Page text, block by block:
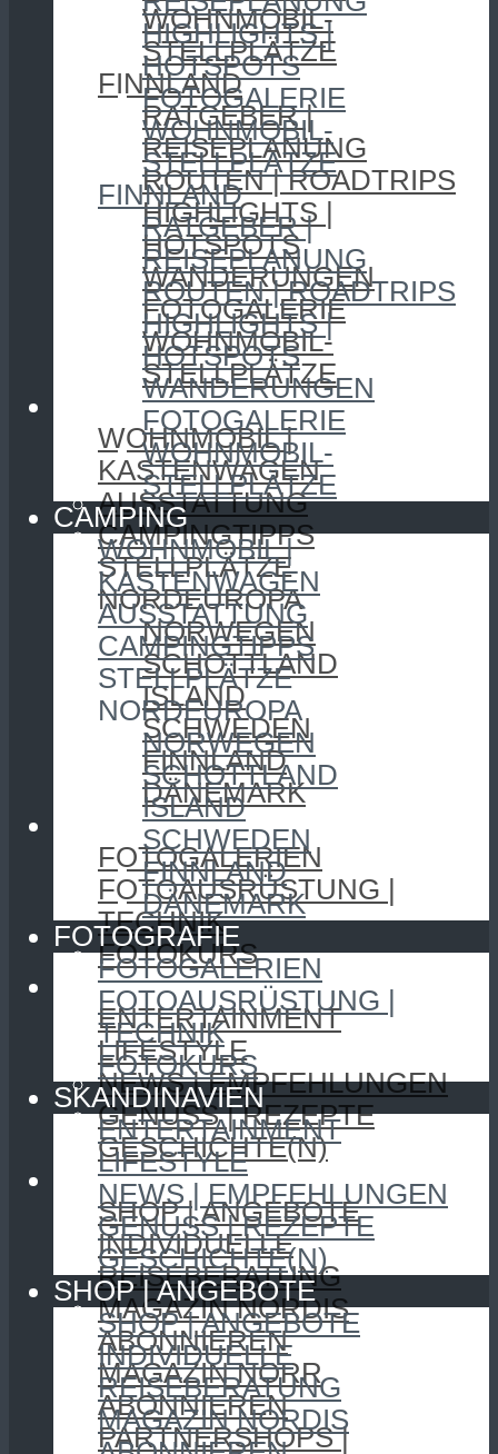
WOHNMOBIL-
STELLPLÄTZE
FINNLAND
RATGEBER |
REISEPLANUNG
ROUTEN | ROADTRIPS
HIGHLIGHTS |
HOTSPOTS
WANDERUNGEN
FOTOGALERIE
WOHNMOBIL-
STELLPLÄTZE
CAMPING
WOHNMOBIL |
KASTENWAGEN
AUSSTATTUNG
CAMPINGTIPPS
STELLPLÄTZE
NORDEUROPA
NORWEGEN
SCHOTTLAND
ISLAND
SCHWEDEN
FINNLAND
DÄNEMARK
FOTOGRAFIE
FOTOGALERIEN
FOTOAUSRÜSTUNG |
TECHNIK
FOTOKURS
SKANDINAVIEN
ENTERTAINMENT
LIFESTYLE
NEWS | EMPFEHLUNGEN
GENUSS | REZEPTE
GESCHICHTE(N)
SHOP | ANGEBOTE
SHOP | ANGEBOTE
INDIVIDUELLE
REISEBERATUNG
MAGAZIN NORDIS
ABONNIEREN
MAGAZIN NORR
ABONNIEREN
PARTNERSHOPS |
HIGHLIGHTS |
HOTSPOTS
FOTOGALERIE
WOHNMOBIL-
STELLPLÄTZE
FINNLAND
RATGEBER |
REISEPLANUNG
ROUTEN | ROADTRIPS
HIGHLIGHTS |
HOTSPOTS
WANDERUNGEN
FOTOGALERIE
WOHNMOBIL-
STELLPLÄTZE
CAMPING
WOHNMOBIL |
KASTENWAGEN
AUSSTATTUNG
CAMPINGTIPPS
STELLPLÄTZE
NORDEUROPA
NORWEGEN
SCHOTTLAND
ISLAND
SCHWEDEN
FINNLAND
DÄNEMARK
FOTOGRAFIE
FOTOGALERIEN
FOTOAUSRÜSTUNG |
TECHNIK
FOTOKURS
SKANDINAVIEN
ENTERTAINMENT
LIFESTYLE
NEWS | EMPFEHLUNGEN
GENUSS | REZEPTE
GESCHICHTE(N)
SHOP | ANGEBOTE
SHOP | ANGEBOTE
INDIVIDUELLE
REISEBERATUNG
MAGAZIN NORDIS